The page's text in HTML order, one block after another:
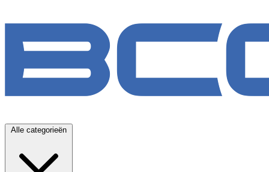
Alle categorieën